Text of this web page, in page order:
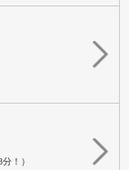
！）